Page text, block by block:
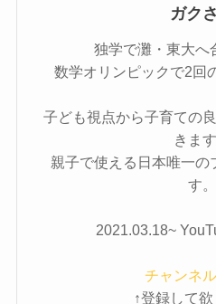
ガク
独学で灘・東大へ
数学オリンピックで2回
子ども視点から子育ての
きます
親子で使える日本唯一の
す。
2021.03.18~
チャンネ
↑登録して